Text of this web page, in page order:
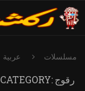
مسلسلات عربية
CATEGORY:رقوج